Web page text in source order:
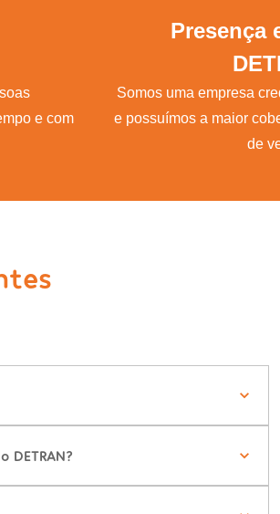
e com
Presença
Somos uma empresa
e possuímos a maior
de